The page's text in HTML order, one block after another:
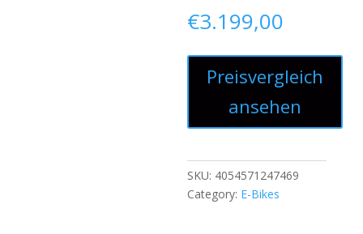
€3.199,00
Preisvergleich
ansehen
SKU: 4054571247469
Category: E-Bikes